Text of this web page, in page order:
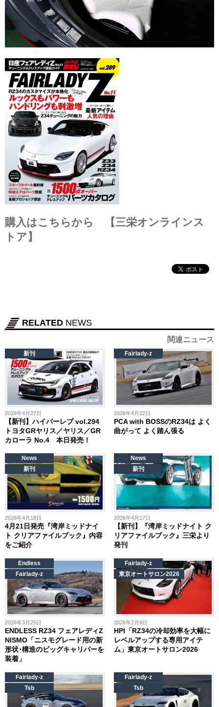
購入はこちらから 【三栄オンラインス
トア】
RELATED NEWS
関連ニュース
2026年4月27日
【新刊】ハイパーレブ vol.294
トヨタGRヤリス／ヤリス／GR
カローラ No.4 本日発売！
新刊
2026年4月22日
PCA with BOSSのRZ34は よく
曲がって よく踏ん張る
Fairlady-z
2026年4月18日
4月21日発売『湾岸ミッドナイ
ト クリアファイルブック』内容
をご紹介
News
新刊
2026年4月17日
【新刊】『湾岸ミッドナイト ク
リアファイルブック』三栄より
発刊
News
新刊
2026年3月25日
ENDLESS RZ34 フェアレディZ
NISMO「ニスモグレード用の新
形状･構造のビッグキャリパーを
装着」
Endless
Fairlady-z
2026年2月6日
HPI「RZ34の冷却効率を大幅に
レベルアップする専用アイテ
ム」東京オートサロン2026
Fairlady-z
東京オートサロン2026
Fairlady-z
Tsb
Fairlady-z
Tsb